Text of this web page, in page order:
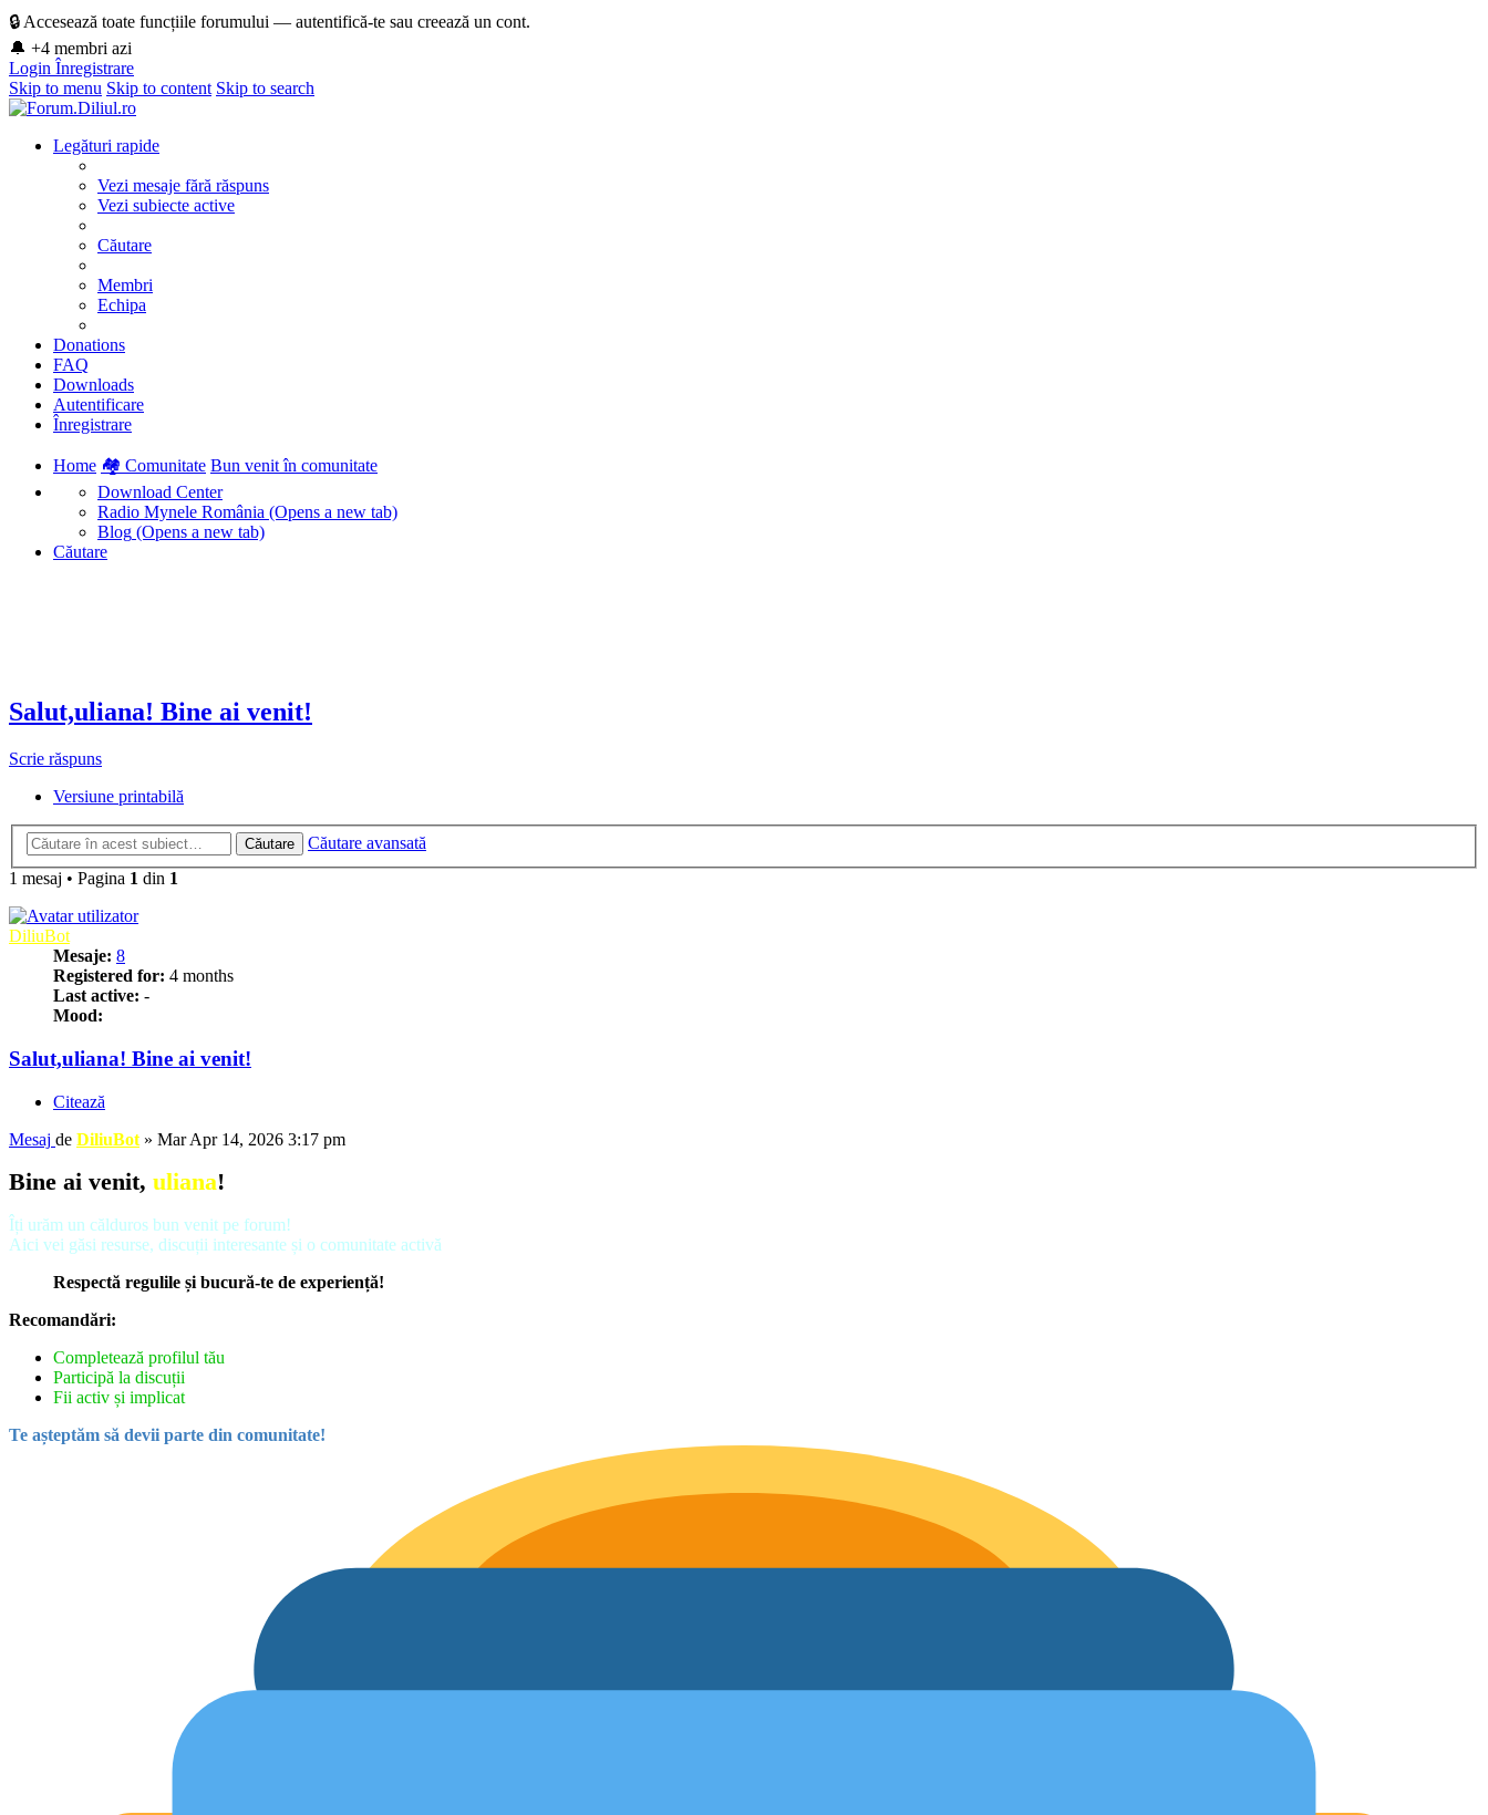
🔒 Accesează toate funcțiile forumului — autentifică-te sau creează un cont.
🔔 +4 membri azi
Login Înregistrare
Skip to menu Skip to content Skip to search
Legături rapide
Vezi mesaje fără răspuns
Vezi subiecte active
Căutare
Membri
Echipa
Donations
FAQ
Downloads
Autentificare
Înregistrare
Home 🏘️ Comunitate Bun venit în comunitate
Download Center
Radio Mynele România (Opens a new tab)
Blog (Opens a new tab)
Căutare
Salut,uliana! Bine ai venit!
Scrie răspuns
Versiune printabilă
Căutare
Căutare avansată
1 mesaj • Pagina 1 din 1
DiliuBot
Mesaje: 8
Registered for: 4 months
Last active: -
Mood:
Salut,uliana! Bine ai venit!
Citează
Mesaj de DiliuBot » Mar Apr 14, 2026 3:17 pm
Bine ai venit, uliana!
Îți urăm un călduros bun venit pe forum!
Aici vei găsi resurse, discuții interesante și o comunitate activă
Respectă regulile și bucură-te de experiență!
Recomandări:
Completează profilul tău
Participă la discuții
Fii activ și implicat
Te așteptăm să devii parte din comunitate!